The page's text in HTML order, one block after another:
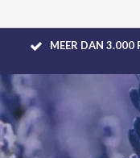
MEER DAN 3.000